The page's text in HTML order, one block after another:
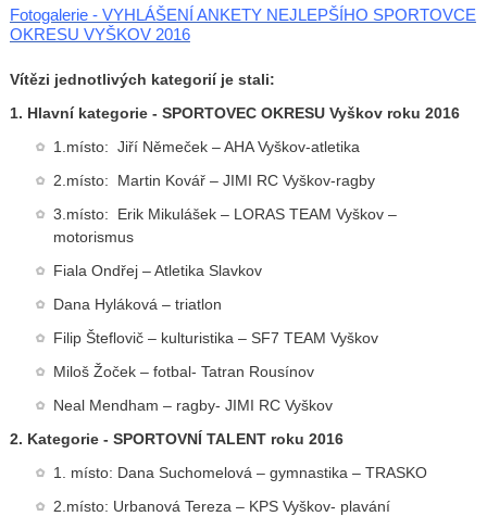
Fotogalerie - VYHLÁŠENÍ ANKETY NEJLEPŠÍHO SPORTOVCE
OKRESU VYŠKOV 2016
Vítězi jednotlivých kategorií je stali:
1. Hlavní kategorie - SPORTOVEC OKRESU Vyškov roku 2016
1.místo: Jiří Němeček – AHA Vyškov-atletika
2.místo: Martin Kovář – JIMI RC Vyškov-ragby
3.místo: Erik Mikulášek – LORAS TEAM Vyškov –
motorismus
Fiala Ondřej – Atletika Slavkov
Dana Hyláková – triatlon
Filip Šteflovič – kulturistika – SF7 TEAM Vyškov
Miloš Žoček – fotbal- Tatran Rousínov
Neal Mendham – ragby- JIMI RC Vyškov
2. Kategorie - SPORTOVNÍ TALENT roku 2016
1. místo: Dana Suchomelová – gymnastika – TRASKO
2.místo: Urbanová Tereza – KPS Vyškov- plavání